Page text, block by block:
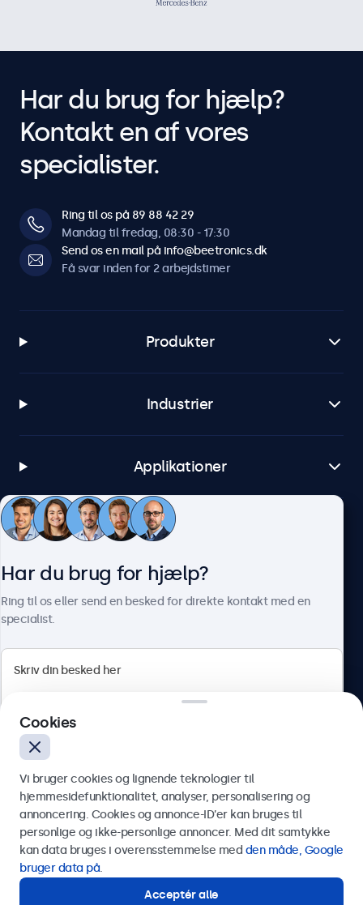
Har du brug for hjælp?
Kontakt en af vores
specialister.
Ring til os på 89 88 42 29
Mandag til fredag, 08:30 - 17:30
Send os en mail på info@beetronics.dk
Få svar inden for 2 arbejdstimer
Produkter
Industrier
Applikationer
Kundeservice
Herstedøstervej 27-29, unit A, 2620 Albertslund, Danmark
Dansk
Har du brug for hjælp?
Ring til os eller send en besked for direkte kontakt med en
specialist.
Send
Eller ring til os på
Cookies
Vi bruger cookies og lignende teknologier til
hjemmesidefunktionalitet, analyser, personalisering og
annoncering. Cookies og annonce-ID’er kan bruges til
personlige og ikke-personlige annoncer. Med dit samtykke
kan data bruges i overensstemmelse med den måde, Google
bruger data på.
Acceptér alle